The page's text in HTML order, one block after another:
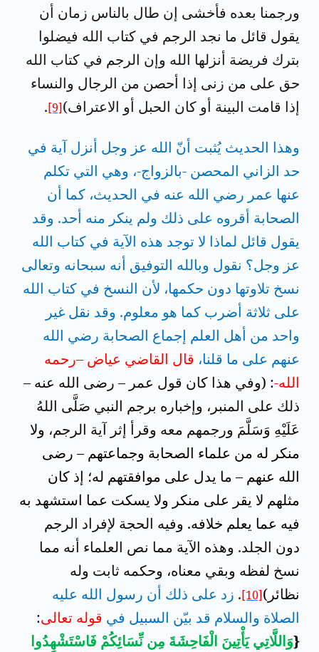
ورجمنا بعده فأخشى إن طال بالناس زمان أن
يقول قائل ما نجد الرجم في كتاب الله فيضلوا
بترك فريضة أنزلها الله وإن الرجم في كتاب الله
حق على من زنى إذا أحصن من الرجال والنساء
إذا قامت البينة أو كان الحبل أو الاعتراف)[9]
.
وهذا الحديث يُثبت أنّ الله عز وجل أنزل آية في
حد الزاني المحصن -بالزواج-، وهي التي تكلم
عنها عمر رضي الله عنه في الحديث، كما أن
الصحابة أقروه على ذلك ولم ينكر منه أحد. وقد
يقول قائل لماذا لا توجد هذه الآية في كتاب الله
عز وجل؟ نقول وبالله التوفيق أنه سبحانه وتعالى
نسخ تلاوتها دون حكمها، لأن النسخ في كتاب الله
على ثلاثة أضرب كما هو معلوم. وقد نقل غير
واحد من أهل العلم إجماع الصحابة رضي الله
عنهم على ما قلنا، قال القاضي عياض –رحمه
الله-:
(وفي هذا كان قول عمر – رضى الله عنه –
ذلك على المنبر، وإخباره برجم النبي صَلَّى اللهُ
عَلَيْهِ وَسَلَّمَ ورجمهم معه وقرأ إثر آية الرجم، ولا
منكر له من علماء الصحابة وجماعتهم – رضى
الله عنهم – ما يدل على موافقتهم له؛ إذ كان
مثلهم لا يقر على منكر ولا يسكت عما استشهد به
فيه عما يعلم خلافه. وفيه الحجة لإفراد الرجم
دون الجلد. وهذه الآية مما نص العلماء أنه مما
نسخ لفظه وبقي معناه، وحكمه ثابت وله
نظائر )
[10]
. زد على ذلك أن رسول الله عليه
الصلاة والسلام قد بيّن السبيل في قوله تعالى:
{وَاللَّاتِي يَأْتِينَ الْفَاحِشَةَ مِن نِّسَائِكُمْ فَاسْتَشْهِدُوا